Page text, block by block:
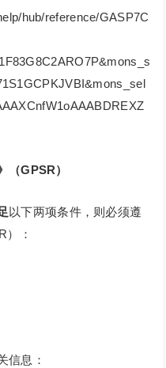
hub/reference/GASP7C
（GPSR）
以下两项条件，则必须遵
）：
信息：